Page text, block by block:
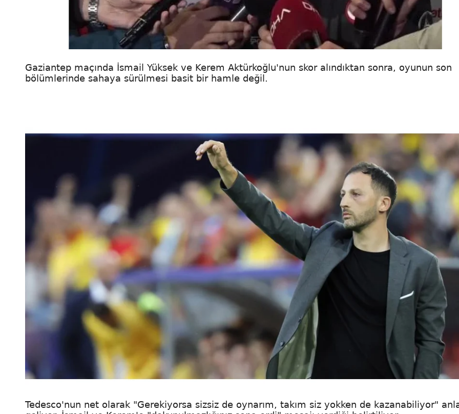
Gaziantep maçında İsmail Yüksek ve Kerem Aktürkoğlu'nun skor alındıktan sonra, oyunun son
bölümlerinde sahaya sürülmesi basit bir hamle değil.
Tedesco'nun net olarak "Gerekiyorsa sizsiz de oynarım, takım siz yokken de kazanabiliyor"